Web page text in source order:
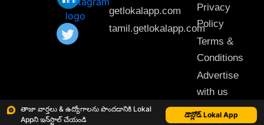
తాజా వార్తలు & ఉద్యోగాలను పొందడానికి Lokal
Appని ఇన్‌స్టాల్ చేయండి
డౌన్లోడ్ Lokal App
getlokalapp.com
tamil.getlokalapp.com
Privacy
Policy
Terms &
Conditions
Advertise
with us
Sitemap
This material may not be published, transmitted, rewritten or redistributed. © 2020 Lokal App. All rights reserved.